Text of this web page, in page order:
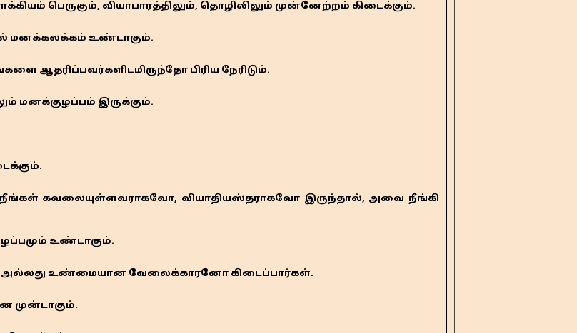
பெருகும், வியாபாரத்திலும், தொழிலிலும் முன்னேற்றம் கிடைக்கும்.
மனக்கலக்கம் உண்டாகும்.
ஆதரிப்பவர்களிடமிருந்தோ பிரிய நேரிடும்.
மனக்குழப்பம் இருக்கும்.
நீங்கள் கவலையுள்ளவராகவோ, வியாதியஸ்தராகவோ இருந்தால், அவை நீங்கி
உண்டாகும்.
உண்மையான வேலைக்காரனோ கிடைப்பார்கள்.
முன்டாகும்.